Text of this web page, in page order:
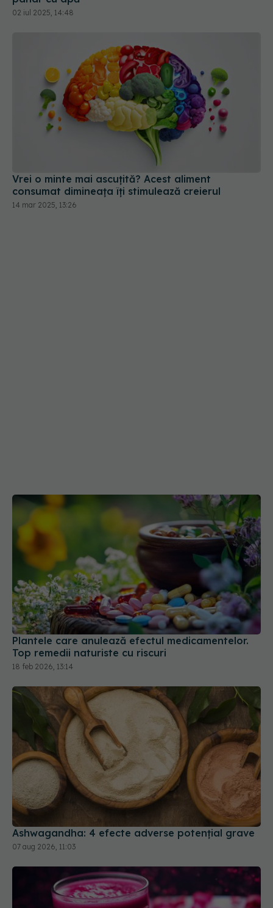
02 iul 2025, 14:48
Vrei o minte mai ascuțită? Acest aliment
consumat dimineața îți stimulează creierul
14 mar 2025, 13:26
Plantele care anulează efectul medicamentelor.
Top remedii naturiste cu riscuri
18 feb 2026, 13:14
Ashwagandha: 4 efecte adverse potențial grave
07 aug 2026, 11:03